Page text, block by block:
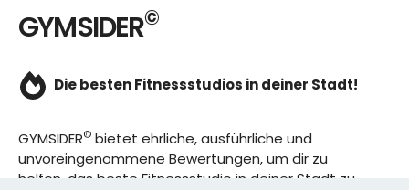
GYMSIDER©
Die besten Fitnessstudios in deiner Stadt!
GYMSIDER© bietet ehrliche, ausführliche und
unvoreingenommene Bewertungen, um dir zu
helfen, das beste Fitnessstudio in deiner Stadt zu